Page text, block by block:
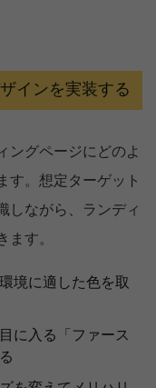
インを実装する
ングページにどのよ
す。想定ターゲット
しながら、ランディ
ます。
境に適した色を取
に入る「ファース